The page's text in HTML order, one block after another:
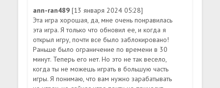
ann-ran489[13 января 2024 05:28]
Эта игра хорошая, да, мне очень понравилась
эта игра. Я только что обновил ее, и когда я
открыл игру, почти все было заблокировано!
Раньше было ограничение по времени в 30
минут. Теперь его нет. Но это не так весело,
когда ты не можешь играть в большую часть
игры. Я понимаю, что вам нужно зарабатывать